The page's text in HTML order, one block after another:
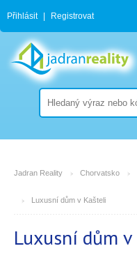
Přihlásit Registrovat
Jadran Reality Chorvatsko
Luxusní dům v Kašteli
Luxusní dům v